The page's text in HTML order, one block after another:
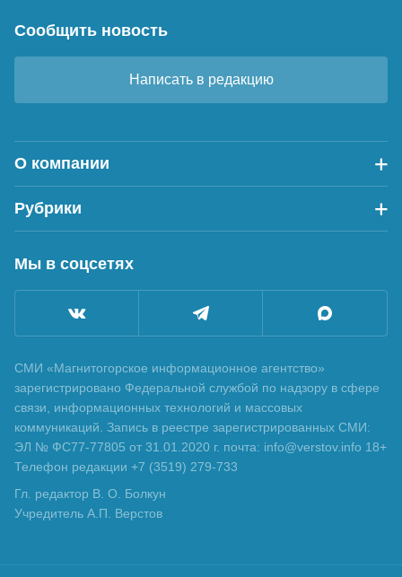
Сообщить новость
Написать в редакцию
О компании
Рубрики
Мы в соцсетях
СМИ «Магнитогорское информационное агентство»
зарегистрировано Федеральной службой по надзору в сфере
связи, информационных технологий и массовых
коммуникаций. Запись в реестре зарегистрированных СМИ:
ЭЛ № ФС77-77805 от 31.01.2020 г. почта: info@verstov.info 18+
Телефон редакции +7 (3519) 279-733
Гл. редактор В. О. Болкун
Учредитель А.П. Верстов